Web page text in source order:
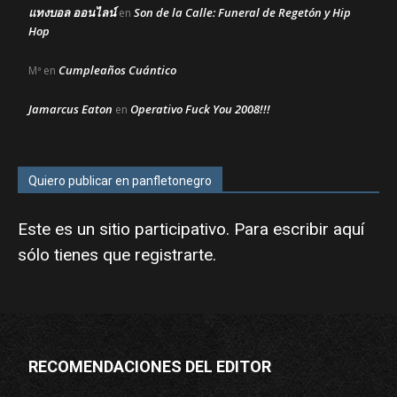
แทงบอล ออนไลน์en Son de la Calle: Funeral de Regetón y Hip
Hop
Mª en Cumpleaños Cuántico
Jamarcus Eaton en Operativo Fuck You 2008!!!
Quiero publicar en panfletonegro
Este es un sitio participativo. Para escribir aquí
sólo tienes que registrarte.
RECOMENDACIONES DEL EDITOR